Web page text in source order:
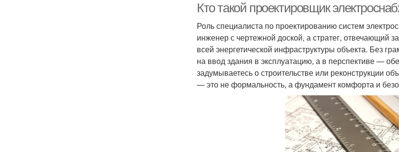
Кто такой проектировщик
Роль специалиста по проектированию систем
инженер с чертежной доской, а стратег, отвечающий
всей энергетической инфраструктуры объекта. Без
на ввод здания в эксплуатацию, а в перспективе —
задумываетесь о строительстве или реконструкции
— это не формальность, а фундамент комфорта и